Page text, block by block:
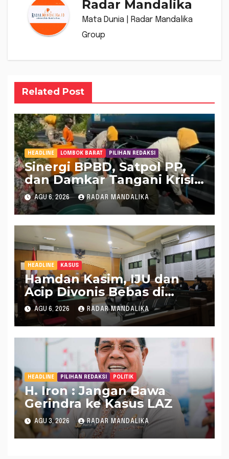
Radar Mandalika
Mata Dunia | Radar Mandalika
Group
Related Post
HEADLINE LOMBOK BARAT PILIHAN REDAKSI
Sinergi BPBD, Satpol PP,
dan Damkar Tangani Krisis
Air Bersih di Lobar
AGU 6, 2026 RADAR MANDALIKA
HEADLINE KASUS
Hamdan Kasim, IJU dan
Acip Divonis Bebas di
Kasus Dugaan Gratifikasi
DPRD NTB, Kuasa Hukum:
Putusan Bersifat Final
AGU 6, 2026 RADAR MANDALIKA
HEADLINE PILIHAN REDAKSI POLITIK
H. Iron : Jangan Bawa
Gerindra ke Kasus LAZ
AGU 3, 2026 RADAR MANDALIKA